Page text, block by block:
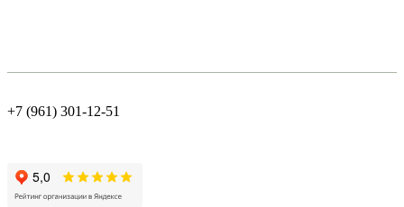
+7 (961) 301-12-51